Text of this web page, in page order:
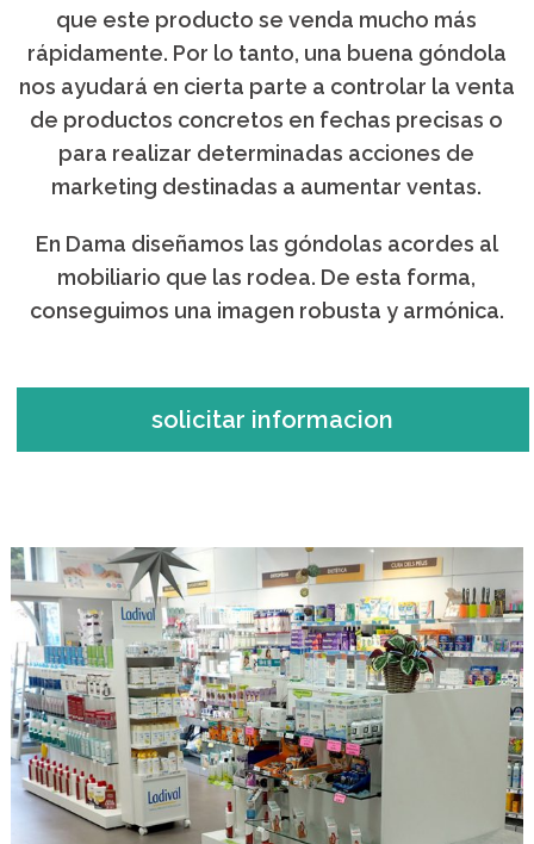
que este producto se venda mucho más
rápidamente. Por lo tanto, una buena góndola
nos ayudará en cierta parte a controlar la venta
de productos concretos en fechas precisas o
para realizar determinadas acciones de
marketing destinadas a aumentar ventas.
En Dama diseñamos las góndolas acordes al
mobiliario que las rodea. De esta forma,
conseguimos una imagen robusta y armónica.
solicitar informacion